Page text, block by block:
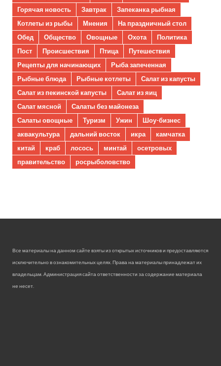
Горячая новость
Завтрак
Запеканка рыбная
Котлеты из рыбы
Мнения
На праздничный стол
Обед
Общество Овощные Охота
Политика
Пост
Происшествия Птица
Путешествия
Рецепты для начинающих
Рыба запеченная
Рыбные блюда
Рыбные котлеты
Салат из капусты
Салат из пекинской капусты
Салат из яиц
Салат мясной
Салаты без майонеза
Салаты овощные
Туризм Ужин
Шоу-бизнес
аквакультура
дальний восток икра
камчатка
китай
краб лосось минтай
осетровых
правительство
росрыболовство
Все материалы на данном сайте взяты из открытых источников и предоставляются
исключительно в ознакомительных целях. Права на материалы принадлежат их
владельцам. Администрация сайта ответственности за содержание материала
не несет.